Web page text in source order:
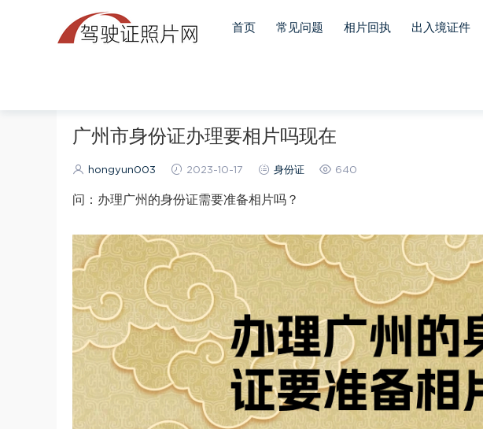
首页 常见问题 相片回执 出入境证件
广州市身份证办理要相片吗现在
hongyun003 2023-10-17 身份证 640
问：办理广州的身份证需要准备相片吗？